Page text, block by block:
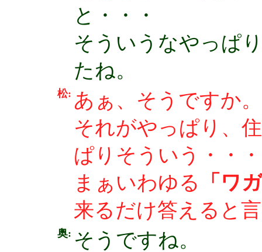
と・・・
そういうなやっぱ
たね。
松: あぁ、そうですか。
それがやっぱり、
ぱりそういう・・・
まぁいわゆる
「ワ
来るだけ答えると
奥: そうですね。